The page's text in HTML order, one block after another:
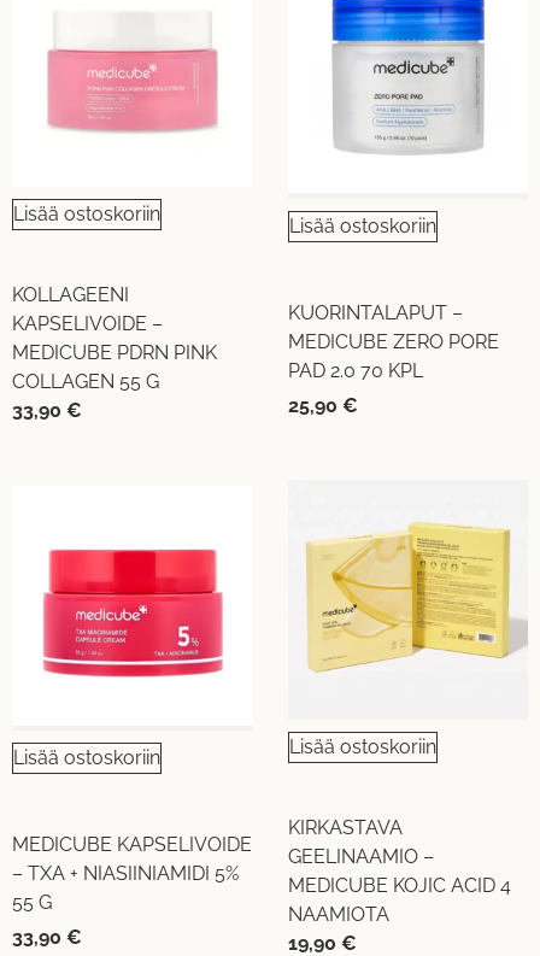
Lisää ostoskoriin
KOLLAGEENI
KAPSELIVOIDE –
MEDICUBE PDRN PINK
COLLAGEN 55 G
33,90 €
Lisää ostoskoriin
KUORINTALAPUT –
MEDICUBE ZERO PORE
PAD 2.0 70 KPL
25,90 €
Lisää ostoskoriin
MEDICUBE KAPSELIVOIDE
– TXA + NIASIINIAMIDI 5%
55 G
33,90 €
Lisää ostoskoriin
KIRKASTAVA
GEELINAAMIO –
MEDICUBE KOJIC ACID 4
NAAMIOTA
19,90 €